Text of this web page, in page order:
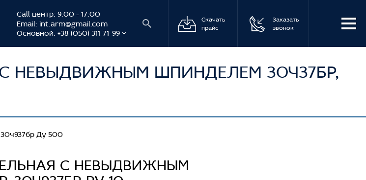
Call центр: 9:00 - 17:00
Email: int.arm@gmail.com
Основной: +38 (050) 311-71-99
Скачать
прайс
Заказать
звонок
НЕВЫДВИЖНЫМ ШПИНДЕЛЕМ 30Ч37БР,
Ду 500
С НЕВЫДВИЖНЫМ